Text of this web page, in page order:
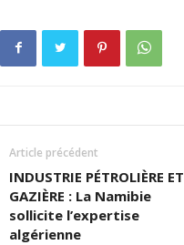
Article précédent
INDUSTRIE PÉTROLIÈRE ET
GAZIÈRE : La Namibie
sollicite l’expertise
algérienne